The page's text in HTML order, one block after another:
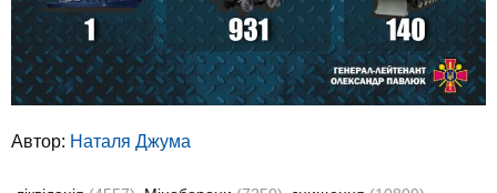
Автор: Наталя Джума